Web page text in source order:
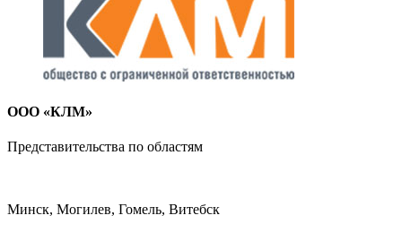
ООО «КЛМ»
Представительства по областям
Минск, Могилев, Гомель, Витебск